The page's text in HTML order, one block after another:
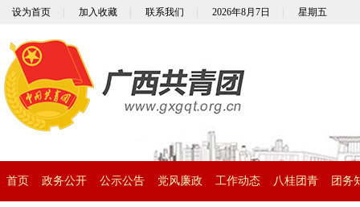
设为首页 加入收藏 联系我们 2026年8月7日 星期五
首页 政务公开 公示公告 党风廉政 工作动态 八桂团青 团务